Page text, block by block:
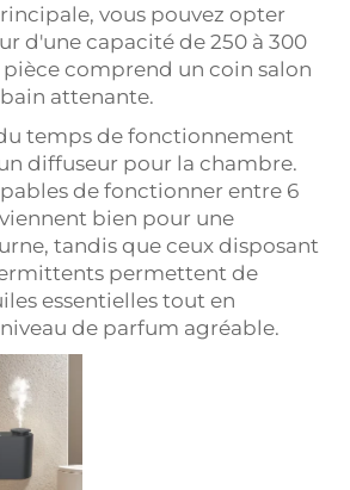
vous pouvez opter
d'une capacité de 250 à 300
comprend un coin salon
attenante.
temps de fonctionnement
diffuseur pour la chambre.
de fonctionner entre 6
bien pour une
tandis que ceux disposant
permettent de
essentielles tout en
de parfum agréable.